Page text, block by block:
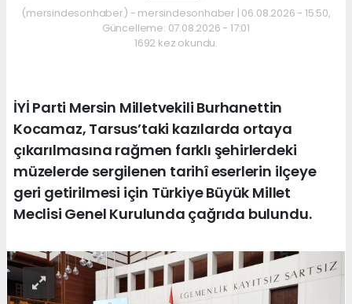
(mersindesonhaber) - mersindesonhaber | 06.08.2026 - 15:50,
Güncelleme: 07.08.2026 - 17:01
1692 kez okundu.
İYİ Parti Mersin Milletvekili Burhanettin
Kocamaz, Tarsus’taki kazılarda ortaya
çıkarılmasına rağmen farklı şehirlerdeki
müzelerde sergilenen tarihî eserlerin ilçeye
geri getirilmesi için Türkiye Büyük Millet
Meclisi Genel Kurulunda çağrıda bulundu.